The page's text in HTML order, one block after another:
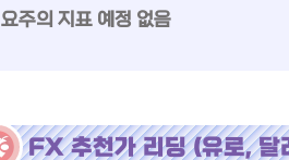
요주의 지표 예정 없음
FX 추천가 리딩 (유로, 달